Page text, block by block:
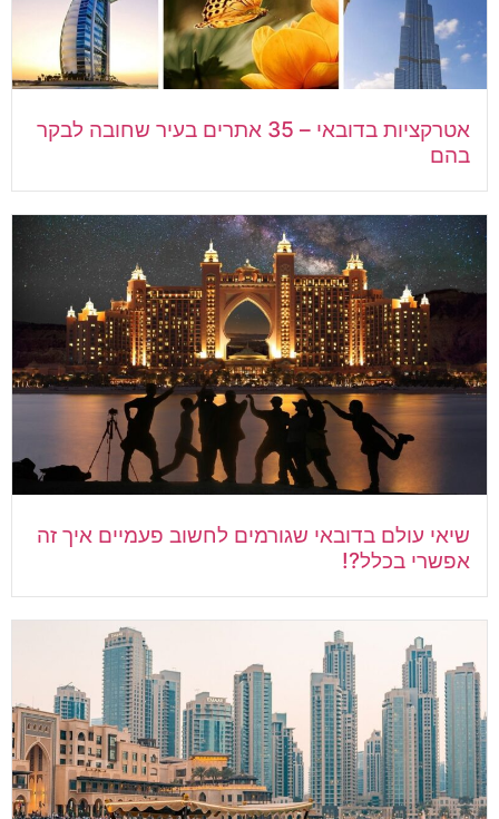
אטרקציות בדובאי – 35 אתרים בעיר שחובה לבקר
בהם
שיאי עולם בדובאי שגורמים לחשוב פעמיים איך זה
אפשרי בכלל?!